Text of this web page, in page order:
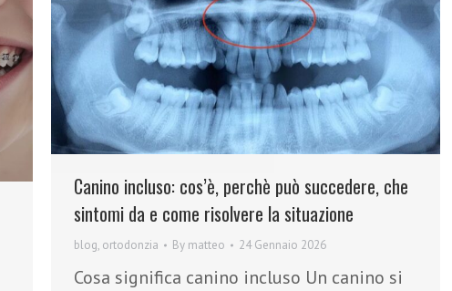
Canino incluso: cos’è, perchè può succedere, che
sintomi da e come risolvere la situazione
blog, ortodonzia By matteo 24 Gennaio 2026
Cosa significa canino incluso Un canino si